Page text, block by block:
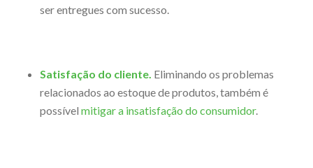
ser entregues com sucesso.
Satisfação do cliente. Eliminando os problemas
relacionados ao estoque de produtos, também é
possível mitigar a insatisfação do consumidor.